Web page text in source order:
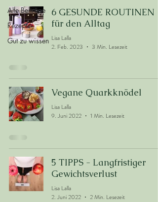
Alle Beiträge
Rezepte
Gut zu wissen
6 GESUNDE ROUTINEN
für den Alltag
Lisa Lalla
2. Feb. 2023
3 Min. Lesezeit
Vegane Quarkknödel
Lisa Lalla
9. Juni 2022
1 Min. Lesezeit
5 TIPPS - Langfristiger
Gewichtsverlust
Lisa Lalla
2. Juni 2022
2 Min. Lesezeit